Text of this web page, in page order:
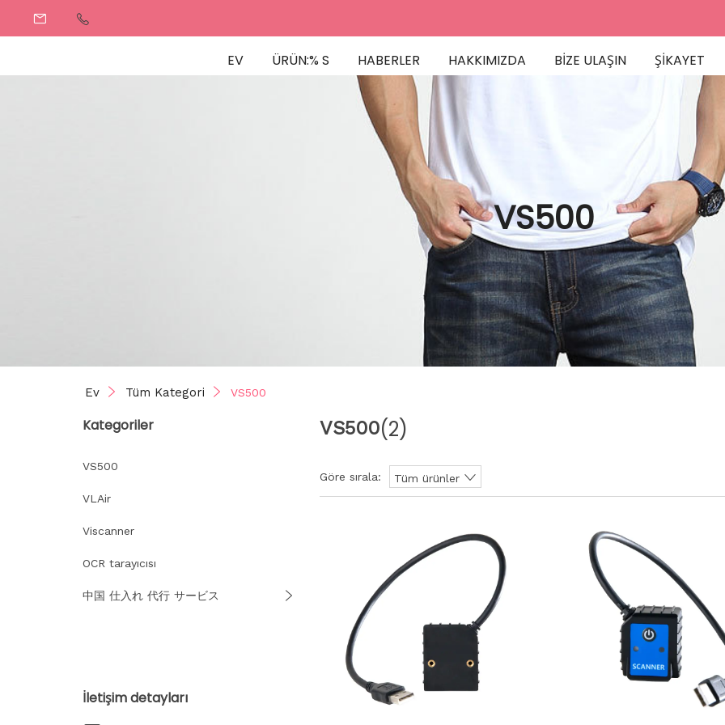
EV ÜRÜN:% S HABERLER HAKKIMIZDA BİZE ULAŞIN ŞIKAYET
VS500
Ev Tüm Kategori VS500
Kategoriler
VS500
VLAir
Viscanner
OCR tarayıcısı
中国 仕入れ 代行 サービス
İletişim detayları
VS500(2)
Göre sırala: Tüm ürünler